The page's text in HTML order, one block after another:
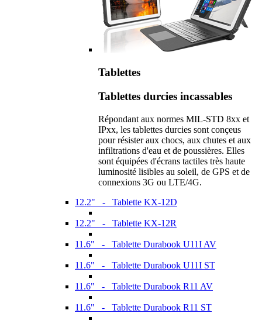
Tablettes
Tablettes durcies incassables
Répondant aux normes MIL-STD 8xx et
IPxx, les tablettes durcies sont conçeus
pour résister aux chocs, aux chutes et aux
infiltrations d'eau et de poussières. Elles
sont équipées d'écrans tactiles très haute
luminosité lisibles au soleil, de GPS et de
connexions 3G ou LTE/4G.
12.2" - Tablette KX-12D
12.2" - Tablette KX-12R
11.6" - Tablette Durabook U11I AV
11.6" - Tablette Durabook U11I ST
11.6" - Tablette Durabook R11 AV
11.6" - Tablette Durabook R11 ST